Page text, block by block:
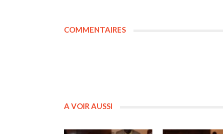
COMMENTAIRES
A VOIR AUSSI